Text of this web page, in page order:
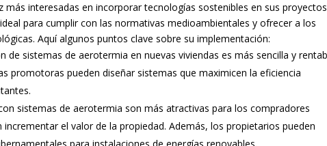
interesadas en incorporar tecnologías sostenibles en sus
para cumplir con las normativas medioambientales y ofrecer a los
Aquí algunos puntos clave sobre su implementación:
de sistemas de aerotermia en nuevas viviendas es más sencilla y
promotoras pueden diseñar sistemas que maximicen la eficiencia
sistemas de aerotermia son más atractivas para los compradores
el valor de la propiedad. Además, los propietarios pueden